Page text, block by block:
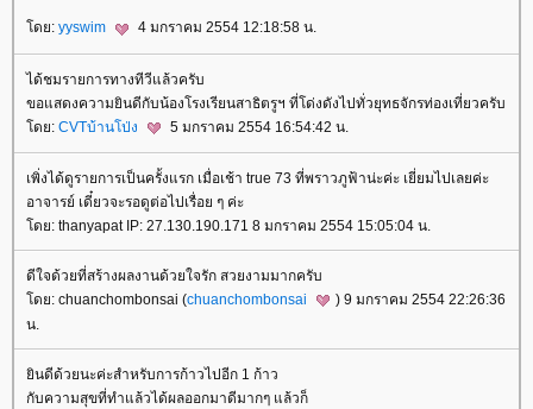
ดย: yyswim 4 มกราคม 2554 12:18:58 น.
ได้ชมรายการทางทีวีแล้วครับ
ขอแสดงความยินดีกับน้องโรงเรียนสาธิตรูฯ ที่โด่งดังไปทั่วยุทธจักรท่องเที่ยวครับ
ดย: CVTบ้านโป่ง 5 มกราคม 2554 16:54:42 น.
เพิ่งได้ดูรายการเป็นครั้งแรก เมื่อเช้า true 73 ที่พราวภูฟ้าน่ะค่ะ เยี่ยมไปเลยค่ะ
อาจารย์ เดี๋ยวจะรอดูต่อไปเรื่อย ๆ ค่ะ
ดย: thanyapat IP: 27.130.190.171 8 มกราคม 2554 15:05:04 น.
ดีใจด้วยที่สร้างผลงานด้วยใจรัก สวยงามมากครับ
ดย: chuanchombonsai (chuanchombonsai
) 9 มกราคม 2554 22:26:36
น.
ินดีด้วยนะค่ะสำหรับการก้าวไปอีก 1 ก้าว
กับความสุขที่ทำแล้วได้ผลออกมาดีมากๆ แล้วก็